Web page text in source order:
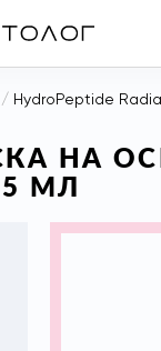
/ HydroPeptide Radiance Mask
НА
МЛ